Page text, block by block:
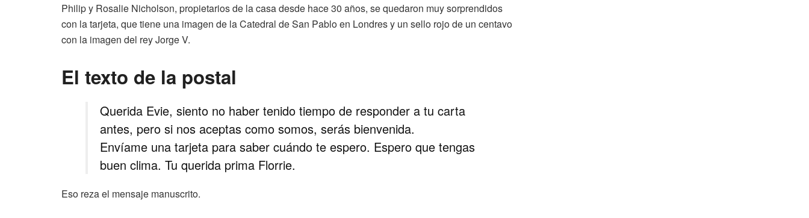
Philip y Rosalie Nicholson, propietarios de la casa desde hace 30 años, se quedaron muy sorprendidos
con la tarjeta, que tiene una imagen de la Catedral de San Pablo en Londres y un sello rojo de un centavo
con la imagen del rey Jorge V.
El texto de la postal
Querida Evie, siento no haber tenido tiempo de responder a tu carta
antes, pero si nos aceptas como somos, serás bienvenida.
Envíame una tarjeta para saber cuándo te espero. Espero que tengas
buen clima. Tu querida prima Florrie.
Eso reza el mensaje manuscrito.